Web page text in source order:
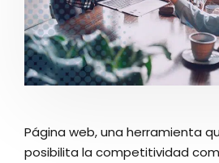
Página web, una herramienta
posibilita la competitividad